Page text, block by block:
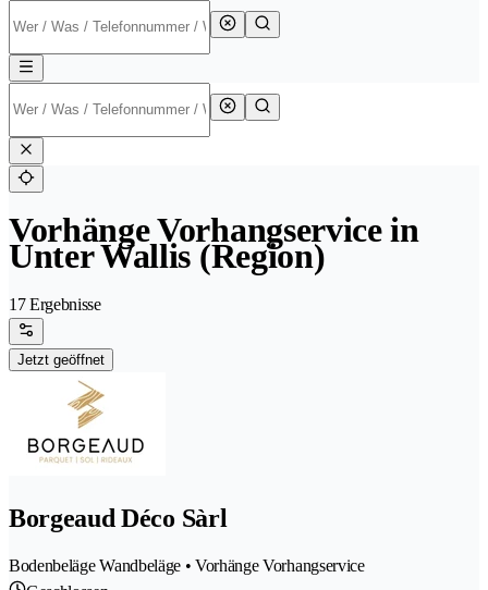
Vorhänge Vorhangservice in
Unter Wallis (Region)
17 Ergebnisse
Jetzt geöffnet
Borgeaud Déco Sàrl
Bodenbeläge Wandbeläge • Vorhänge Vorhangservice